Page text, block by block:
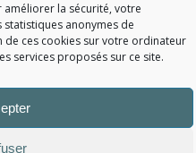
la sécurité, votre
statistiques anonymes de
de ces cookies sur votre ordinateur
services proposés sur ce site.
Tous droits réservés